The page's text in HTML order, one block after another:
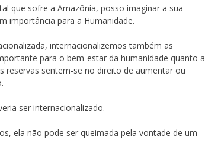
que sofre a Amazônia, posso imaginar a sua
importância para a Humanidade.
internacionalizemos também as
para o bem-estar da humanidade quanto a
reservas sentem-se no direito de aumentar ou
ser internacionalizado.
ela não pode ser queimada pela vontade de um